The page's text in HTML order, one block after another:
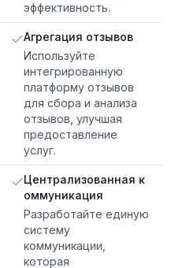
эффективность.
Агрегация отзывов
Используйте
интегрированную
платформу отзывов
для сбора и анализа
отзывов, улучшая
предоставление
услуг.
Централизованная к
оммуникация
Разработайте единую
систему
коммуникации,
которая